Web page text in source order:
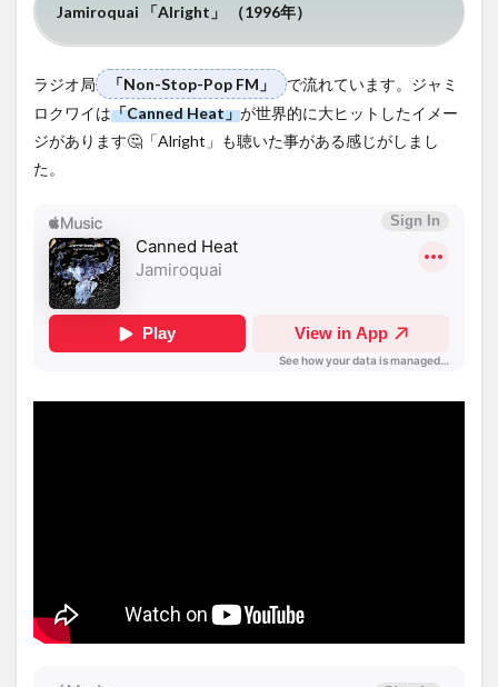
Jamiroquai 「Alright」 （1996年）
ラジオ局 「Non-Stop-Pop FM」
で流れています。ジャミ
ロクワイは「Canned Heat」が世界的に大ヒットしたイメー
ジがあります🤔「Alright」も聴いた事がある感じがしまし
た。